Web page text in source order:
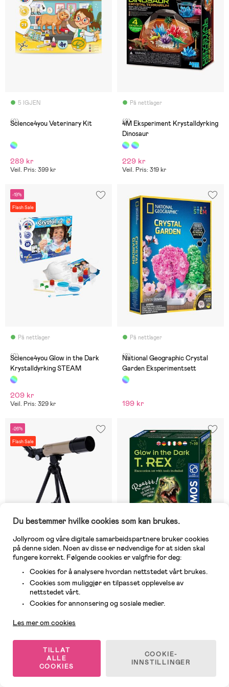
5 IGJEN
(0)
Science4you Veterinary Kit
289 kr
Veil. Pris: 399 kr
På nettlager
(0)
4M Eksperiment Krystalldyrking
Dinosaur
229 kr
Veil. Pris: 319 kr
-19%
Flash Sale
På nettlager
(0)
Science4you Glow in the Dark
Krystalldyrking STEAM
209 kr
Veil. Pris: 329 kr
På nettlager
(0)
National Geographic Crystal
Garden Eksperimentsett
199 kr
-26%
Flash Sale
På nettlager
Fippla Teleskop Mellomstort
309 kr
Veil. Pris: 499 kr
På nettlager
Utgravingssett
Du bestemmer hvilke cookies som kan brukes.
Jollyroom og våre digitale samarbeidspartnere bruker cookies
på denne siden. Noen av disse er nødvendige for at siden skal
fungere korrekt. Følgende cookies er valgfrie for deg:
Cookies for å analysere hvordan nettstedet vårt brukes.
Cookies som muliggjør en tilpasset opplevelse av
nettstedet vårt.
Cookies for annonsering og sosiale medier.
Les mer om cookies
TILLAT
ALLE
COOKIES
COOKIE-
INNSTILLINGER